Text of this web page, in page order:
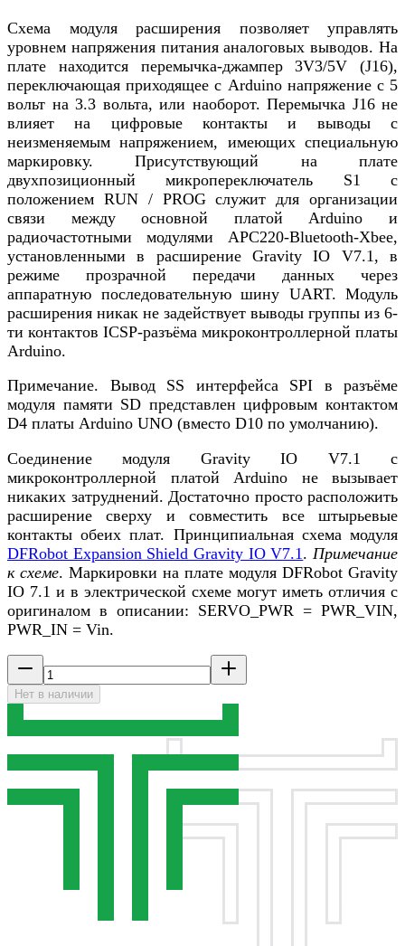
Схема модуля расширения позволяет управлять
уровнем напряжения питания аналоговых выводов. На
плате находится перемычка-джампер 3V3/5V (J16),
переключающая приходящее с Arduino напряжение с 5
вольт на 3.3 вольта, или наоборот. Перемычка J16 не
влияет на цифровые контакты и выводы с
неизменяемым напряжением, имеющих специальную
маркировку. Присутствующий на плате
двухпозиционный микропереключатель S1 с
положением RUN / PROG служит для организации
связи между основной платой Arduino и
радиочастотными модулями APC220-Bluetooth-Xbee,
установленными в расширение Gravity IO V7.1, в
режиме прозрачной передачи данных через
аппаратную последовательную шину UART. Модуль
расширения никак не задействует выводы группы из 6-
ти контактов ICSP-разъёма микроконтроллерной платы
Arduino.
Примечание. Вывод SS интерфейса SPI в разъёме
модуля памяти SD представлен цифровым контактом
D4 платы Arduino UNO (вместо D10 по умолчанию).
Соединение модуля Gravity IO V7.1 с
микроконтроллерной платой Arduino не вызывает
никаких затруднений. Достаточно просто расположить
расширение сверху и совместить все штырьевые
контакты обеих плат. Принципиальная схема модуля
DFRobot Expansion Shield Gravity IO V7.1 . Примечание
к схеме. Маркировки на плате модуля DFRobot Gravity
IO 7.1 и в электрической схеме могут иметь отличия с
оригиналом в описании: SERVO_PWR = PWR_VIN,
PWR_IN = Vin.
Нет в наличии